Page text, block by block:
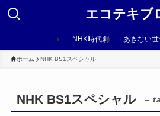
エコテキブ
NHK時代劇 あきない
ホーム NHK BS1スペシャル
NHK BS1スペシャル –